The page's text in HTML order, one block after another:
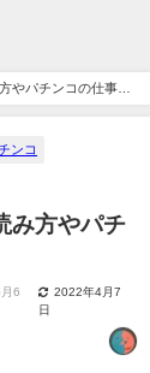
やパチンコの仕事っ
ンコ
み方やパチ
6
2022年4月7
日